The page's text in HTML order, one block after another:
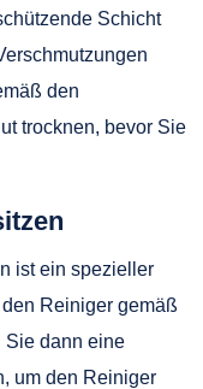
Schicht
den
trocknen, bevor Sie
ist ein spezieller
Reiniger gemäß
Sie dann eine
um den Reiniger